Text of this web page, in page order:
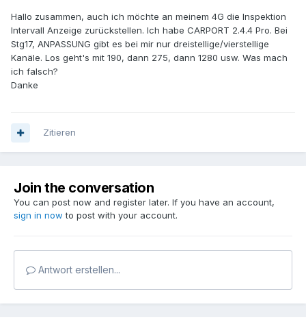
Hallo zusammen, auch ich möchte an meinem 4G die Inspektion
Intervall Anzeige zurückstellen. Ich habe CARPORT 2.4.4 Pro. Bei
Stg17, ANPASSUNG gibt es bei mir nur dreistellige/vierstellige
Kanäle. Los geht's mit 190, dann 275, dann 1280 usw. Was mach
ich falsch?
Danke
Zitieren
Join the conversation
You can post now and register later. If you have an account,
sign in now to post with your account.
Antwort erstellen...